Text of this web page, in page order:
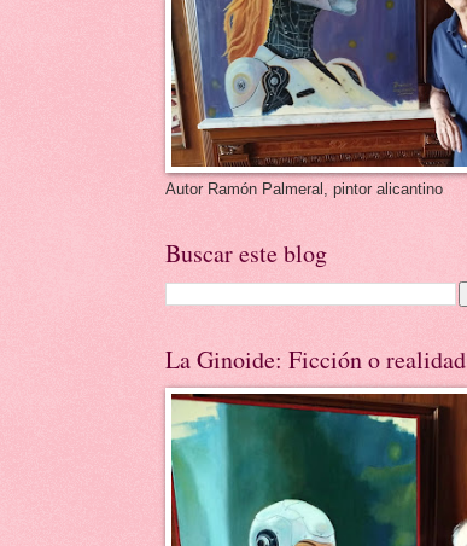
Autor Ramón Palmeral, pintor alicantino
Buscar este blog
La Ginoide: Ficción o realidad